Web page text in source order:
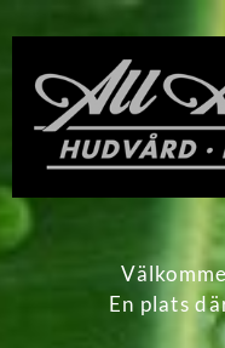
En plats